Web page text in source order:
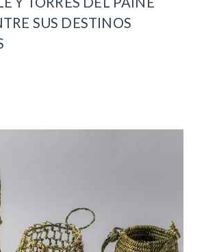
SUS DESTINOS